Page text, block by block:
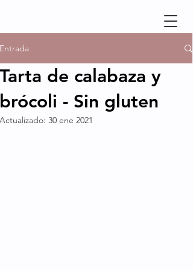
Entrada
Tarta de calabaza y
brócoli - Sin gluten
Actualizado: 30 ene 2021